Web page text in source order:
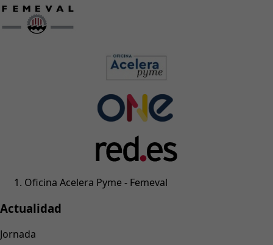
Oficina Acelera Pyme - Femeval
Actualidad
Jornada